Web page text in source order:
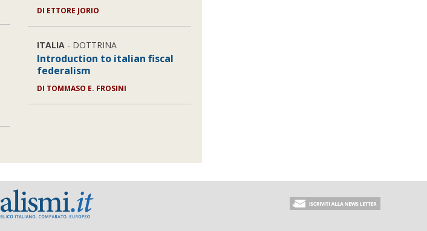
DI ETTORE JORIO
ITALIA- DOTTRINA
Introduction to italian fiscal
federalism
DI TOMMASO E. FROSINI